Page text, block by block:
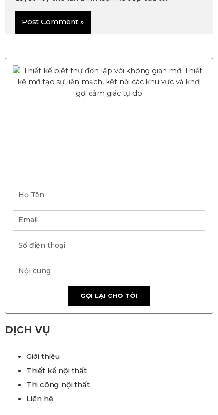
GỌI LẠI CHO TÔI
DỊCH VỤ
Giới thiệu
Thiết kế nội thất
Thi công nội thất
Liên hệ